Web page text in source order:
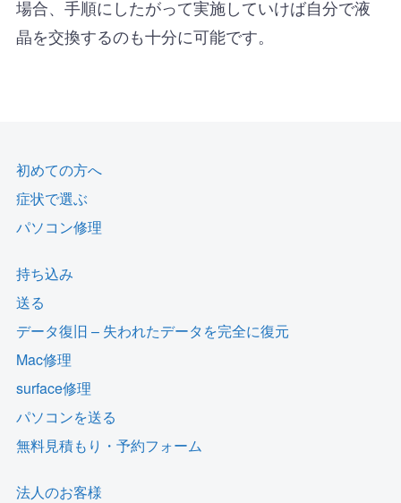
場合、手順にしたがって実施していけば自分で液
晶を交換するのも十分に可能です。
初めての方へ
症状で選ぶ
パソコン修理
持ち込み
送る
データ復旧 – 失われたデータを完全に復元
Mac修理
surface修理
パソコンを送る
無料見積もり・予約フォーム
法人のお客様